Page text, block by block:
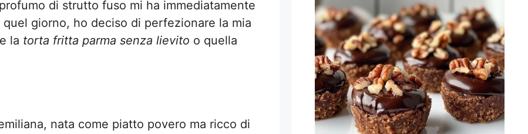
di strutto fuso mi ha immediatamente
giorno, ho deciso di perfezionare la mia
la torta fritta parma senza lievito o quella
nata come piatto povero ma ricco di